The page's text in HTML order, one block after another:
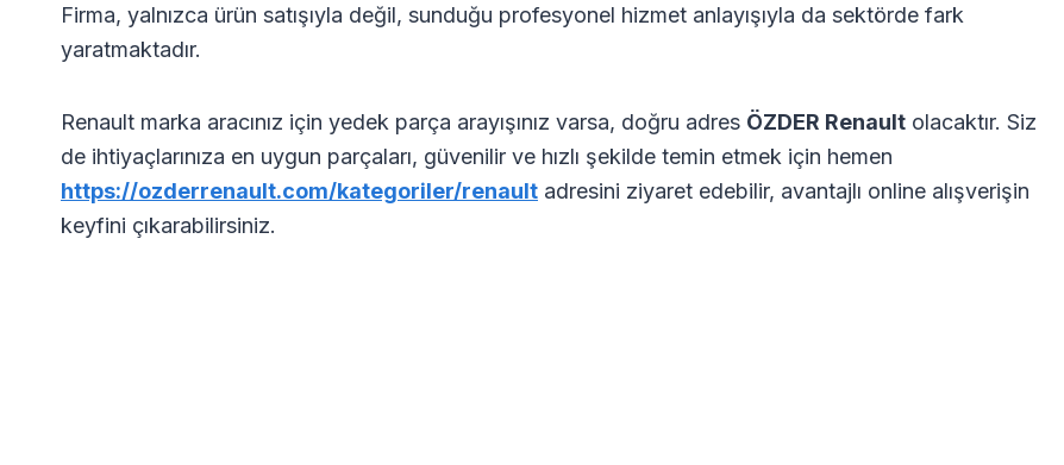
Firma, yalnızca ürün satışıyla değil, sunduğu profesyonel hizmet anlayışıyla da sektörde fark
yaratmaktadır.
Renault marka aracınız için yedek parça arayışınız varsa, doğru adres ÖZDER Renault olacaktır. Siz
de ihtiyaçlarınıza en uygun parçaları, güvenilir ve hızlı şekilde temin etmek için hemen
https://ozderrenault.com/kategoriler/renault adresini ziyaret edebilir, avantajlı online alışverişin
keyfini çıkarabilirsiniz.